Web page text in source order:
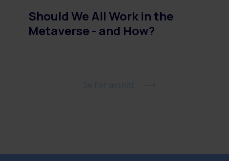
Should We All Work in the
Metaverse - and How?